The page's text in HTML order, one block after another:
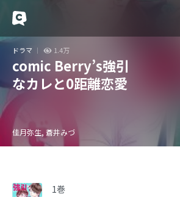
ドラマ 1.4万
comic Berry’s強引
なカレと0距離恋愛
佳月弥生, 蒼井みづ
1巻